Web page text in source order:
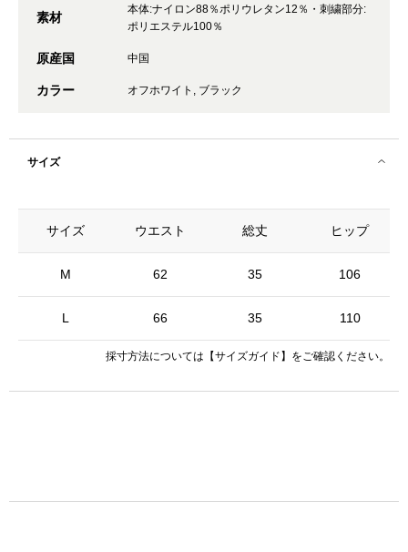
素材
本体:ナイロン88％ポリウレタン12％・刺繍部分:
ポリエステル100％
原産国 中国
カラー オフホワイト, ブラック
サイズ
サイズ
M
L
ウエスト 総丈 ヒップ
62 35 106
66 35 110
採寸方法については 【サイズガイド】 をご確認ください。